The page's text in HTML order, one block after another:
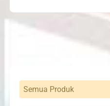
Semua Produk